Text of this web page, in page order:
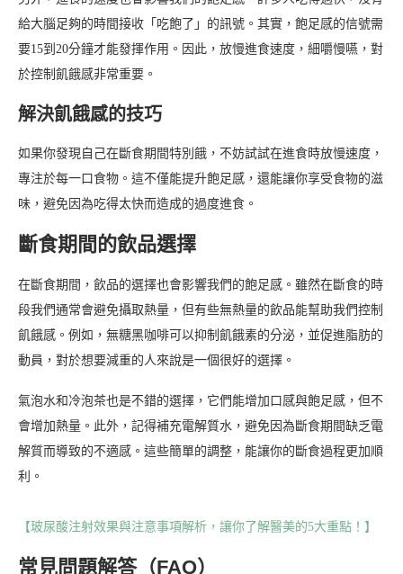
給大腦足夠的時間接收「吃飽了」的訊號。其實，飽足感的信號需
要15到20分鐘才能發揮作用。因此，放慢進食速度，細嚼慢嚥，對
於控制飢餓感非常重要。
解決飢餓感的技巧
如果你發現自己在斷食期間特別餓，不妨試試在進食時放慢速度，
專注於每一口食物。這不僅能提升飽足感，還能讓你享受食物的滋
味，避免因為吃得太快而造成的過度進食。
斷食期間的飲品選擇
在斷食期間，飲品的選擇也會影響我們的飽足感。雖然在斷食的時
段我們通常會避免攝取熱量，但有些無熱量的飲品能幫助我們控制
飢餓感。例如，無糖黑咖啡可以抑制飢餓素的分泌，並促進脂肪的
動員，對於想要減重的人來說是一個很好的選擇。
氣泡水和冷泡茶也是不錯的選擇，它們能增加口感與飽足感，但不
會增加熱量。此外，記得補充電解質水，避免因為斷食期間缺乏電
解質而導致的不適感。這些簡單的調整，能讓你的斷食過程更加順
利。
【玻尿酸注射效果與注意事項解析，讓你了解醫美的5大重點！】
常見問題解答（FAQ）